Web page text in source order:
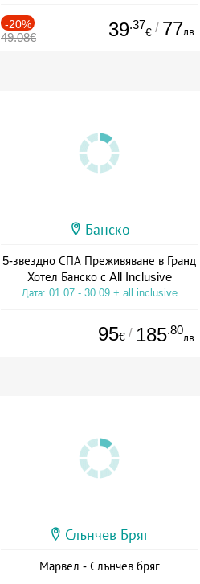
-20%
49.08€ 39.37
€ / 77лв.
Банско
5-звездно СПА Преживяване в Гранд
Хотел Банско с All Inclusive
Дата: 01.07 - 30.09 + all inclusive
95€ / 185.80
лв.
Слънчев Бряг
Марвел - Слънчев бряг